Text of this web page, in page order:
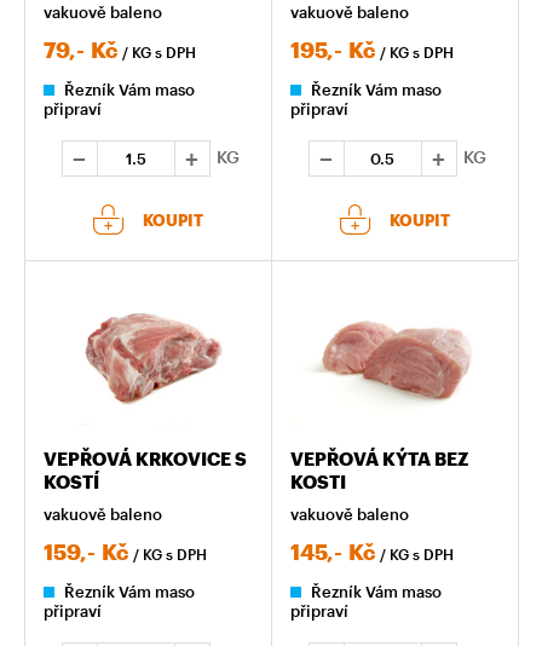
vakuově baleno
79,- Kč / KG s DPH
Řezník Vám maso
připraví
KG
KOUPIT
vakuově baleno
195,- Kč / KG s DPH
Řezník Vám maso
připraví
KG
KOUPIT
VEPŘOVÁ KRKOVICE S
KOSTÍ
vakuově baleno
159,- Kč / KG s DPH
Řezník Vám maso
připraví
VEPŘOVÁ KÝTA BEZ
KOSTI
vakuově baleno
145,- Kč / KG s DPH
Řezník Vám maso
připraví